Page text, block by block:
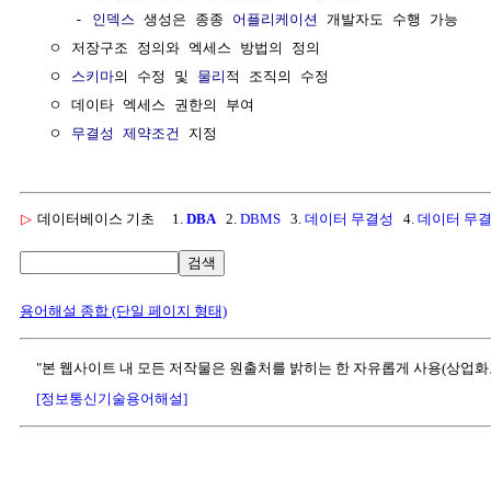
     -
인덱스 생성은 종종 어플리케이션
개발자도 수행 가능
  ㅇ 저장구조 정의와 엑세스 방법의 정의
  ㅇ
스키마의 수정 및 물리 적 조직의 수정
  ㅇ 데이타 엑세스 권한의 부여
  ㅇ
무결성 제약조건
▷ 데이터베이스 기초 1. DBA 2. DBMS 3. 데이터 무결성 4. 데이터 무
검색
용어해설 종합 (단일 페이지 형태)
"본 웹사이트 내 모든 저작물은 원출처를 밝히는 한 자유롭게 사용(상업
[정보통신기술용어해설]